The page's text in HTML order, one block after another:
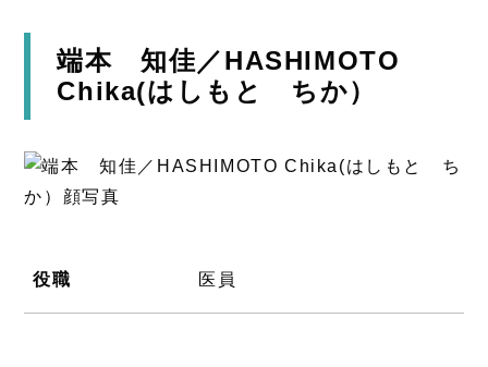
端本 知佳／HASHIMOTO
Chika(はしもと ちか）
役職 医員